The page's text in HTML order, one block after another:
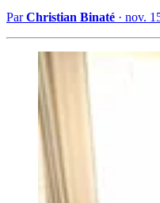
ParChristian Binaté · nov.